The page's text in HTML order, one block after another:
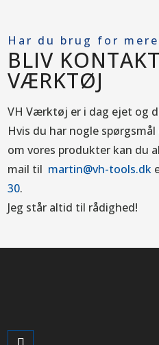
Har du brug for
BLIV
VÆRKTØJ
VH Værktøj er i dag ejet og
Hvis du har nogle
om vores produkter kan du
mail til martin@vh-tools.dk
30.
Jeg står altid til rådighed!